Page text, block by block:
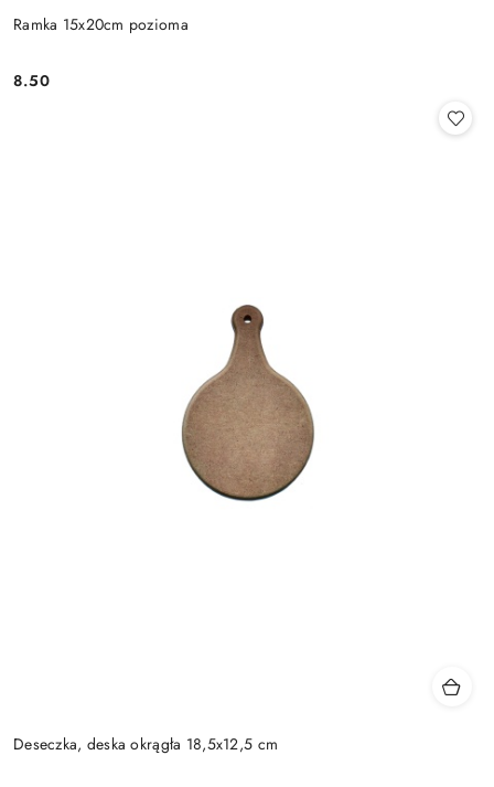
Ramka 15x20cm pozioma
Cena:
8.50
Deseczka, deska okrągła 18,5x12,5 cm